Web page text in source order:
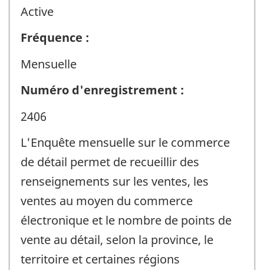
Active
Fréquence :
Mensuelle
Numéro d'enregistrement :
2406
L'Enquête mensuelle sur le commerce
de détail permet de recueillir des
renseignements sur les ventes, les
ventes au moyen du commerce
électronique et le nombre de points de
vente au détail, selon la province, le
territoire et certaines régions